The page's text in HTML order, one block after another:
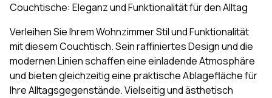
Couchtische: Eleganz und Funktionalität für den Alltag
Verleihen Sie Ihrem Wohnzimmer Stil und Funktionalität
mit diesem Couchtisch. Sein raffiniertes Design und die
modernen Linien schaffen eine einladende Atmosphäre
und bieten gleichzeitig eine praktische Ablagefläche für
Ihre Alltagsgegenstände. Vielseitig und ästhetisch